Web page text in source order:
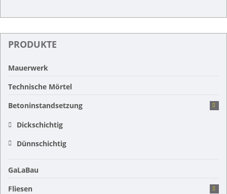
PRODUKTE
Mauerwerk
Technische Mörtel
Betoninstandsetzung
Dickschichtig
Dünnschichtig
GaLaBau
Fliesen